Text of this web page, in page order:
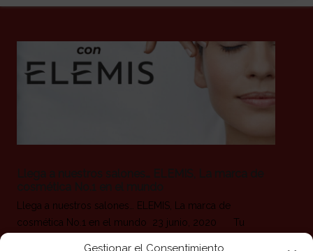
Gestionar el Consentimiento
Llega a nuestros salones… ELEMIS, La marca de
cosmética No.1 en el mundo
Llega a nuestros salones… ELEMIS, La marca de
cosmética No.1 en el mundo 23 junio, 2020 Tu